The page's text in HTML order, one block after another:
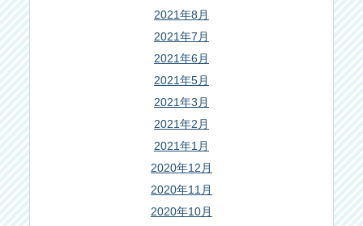
2021年8月
2021年7月
2021年6月
2021年5月
2021年3月
2021年2月
2021年1月
2020年12月
2020年11月
2020年10月